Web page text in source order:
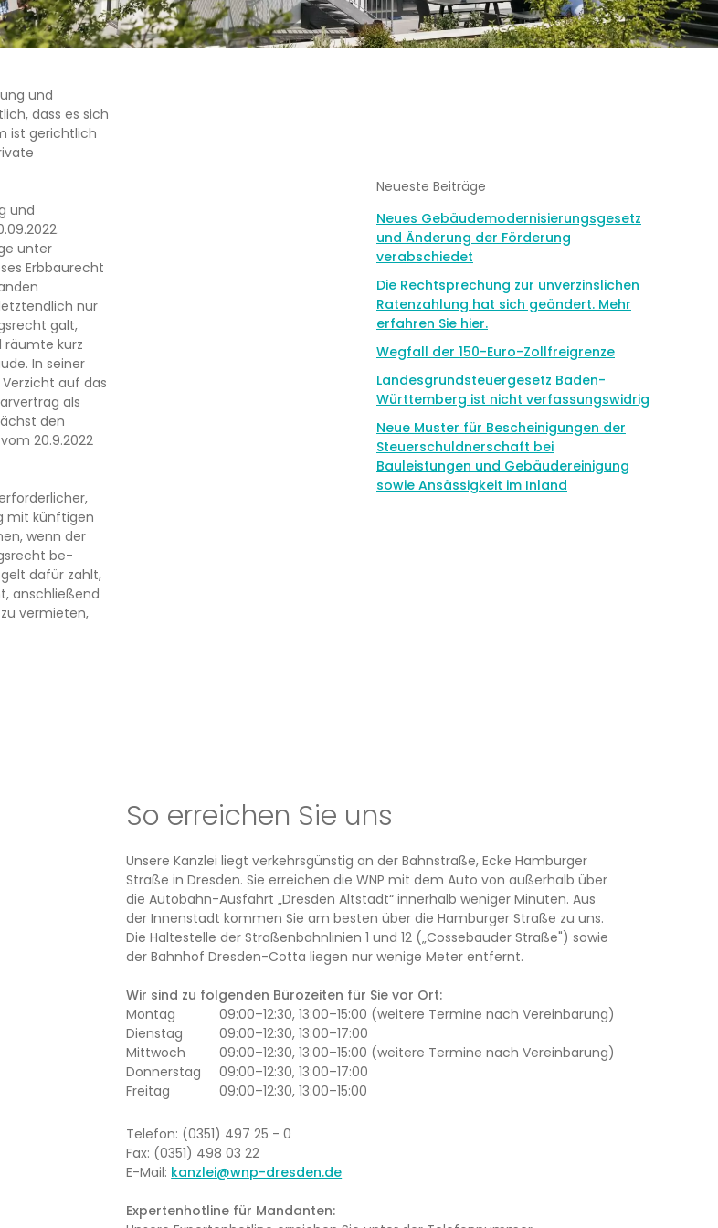
und
dass es sich
ist gerichtlich
und
unter
Erbbaurecht
nur
galt,
räumte kurz
In seiner
auf das
als
den
20.9.2022
mit künftigen
wenn der
be-
dafür zahlt,
anschließend
vermieten,
Neueste Beiträge
Neues Gebäudemodernisierungsgesetz
und Änderung der Förderung
verabschiedet
Die Rechtsprechung zur unverzinslichen
Ratenzahlung hat sich geändert. Mehr
erfahren Sie hier.
Wegfall der 150-Euro-Zollfreigrenze
Landesgrundsteuergesetz Baden-
Württemberg ist nicht verfassungswidrig
Neue Muster für Bescheinigungen der
Steuerschuldnerschaft bei
Bauleistungen und Gebäudereinigung
sowie Ansässigkeit im Inland
So erreichen Sie uns
Unsere Kanzlei liegt verkehrsgünstig an der Bahnstraße, Ecke Hamburger
Straße in Dresden. Sie erreichen die WNP mit dem Auto von außerhalb über
die Autobahn-Ausfahrt „Dresden Altstadt“ innerhalb weniger Minuten. Aus
der Innenstadt kommen Sie am besten über die Hamburger Straße zu uns.
Die Haltestelle der Straßenbahnlinien 1 und 12 („Cossebauder Straße") sowie
der Bahnhof Dresden-Cotta liegen nur wenige Meter entfernt.
Wir sind zu folgenden Bürozeiten für Sie vor Ort:
Montag
09:00–12:30, 13:00–15:00 (weitere Termine nach Vereinbarung)
Dienstag
09:00–12:30, 13:00–17:00
Mittwoch
09:00–12:30, 13:00–15:00 (weitere Termine nach Vereinbarung)
Donnerstag
09:00–12:30, 13:00–17:00
Freitag
09:00–12:30, 13:00–15:00
Telefon: (0351) 497 25 - 0
Fax: (0351) 498 03 22
E-Mail: kanzlei@wnp-dresden.de
Expertenhotline für Mandanten: